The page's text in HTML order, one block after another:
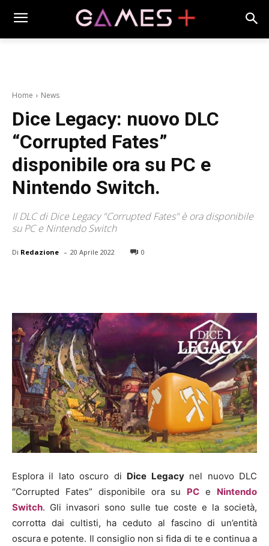
Home News
Dice Legacy: nuovo DLC
“Corrupted Fates”
disponibile ora su PC e
Nintendo Switch.
Il DLC di Dice Legacy "Corrupted Fates" è ora disponibile
su PC e Nintendo Switch
Di Redazione - 20 Aprile 2022 0
Esplora il lato oscuro di Dice Legacynel nuovo DLC
“Corrupted Fates” disponibile ora su PC e Nintendo
Switch. Gli invasori sono sulle tue coste e la società,
corrotta dai cultisti, ha ceduto al fascino di un’entità
oscura e potente. Il consiglio non si fida di te e continua a